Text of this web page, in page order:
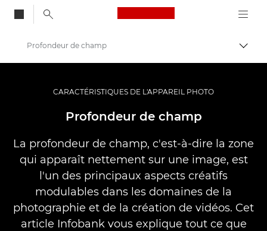
Canon Logo, back
Vidéo et photographie professionnelles
Banque d'informations : source d'informations sur la photographie
Profondeur de champ
CARACTÉRISTIQUES DE L'APPAREIL PHOTO
Profondeur de champ
La profondeur de champ, c'est-à-dire la zone
qui apparaît nettement sur une image, est
l'un des principaux aspects créatifs
modulables dans les domaines de la
photographie et de la création de vidéos. Cet
article Infobank vous explique tout ce que